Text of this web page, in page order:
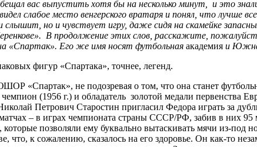
вас выпустить хотя бы на несколько минут, и это
слабое место венгерского вратаря и понял, что лучше
но и чувствует игру, даже сидя на скамейке
В продолжение этих слов, расскажите,
«Спартак». Его же имя носят футбольная академия и
фигур «Спартака», точнее, легенд.
«Спартак», не подозревая о том, что она станет
(1956 г.) и обладатель золотой медали первенства
Петрович Старостин пригласил Федора играть за
– в играх чемпионата страны СССР/РФ, забив в них 95
позволяли ему буквально вытаскивать мячи из-под
к сожалению, сказалось на его здоровье. Он как-то